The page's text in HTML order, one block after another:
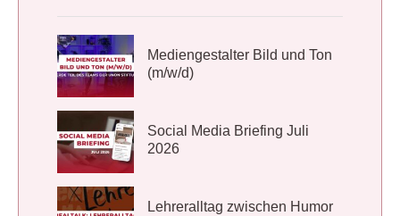
Mediengestalter Bild und Ton
(m/w/d)
Social Media Briefing Juli
2026
Lehreralltag zwischen Humor